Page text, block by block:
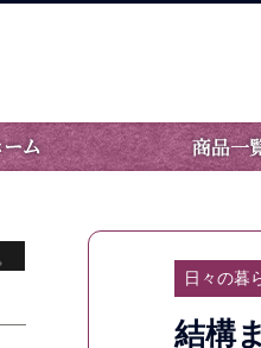
日々の暮
結構